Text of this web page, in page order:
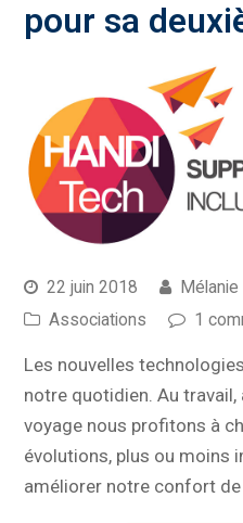
pour sa
22 juin 2018
Mélanie
Associations
1
Les nouvelles
notre quotidien. Au
voyage nous profitons à
évolutions, plus ou moins
améliorer notre confort de